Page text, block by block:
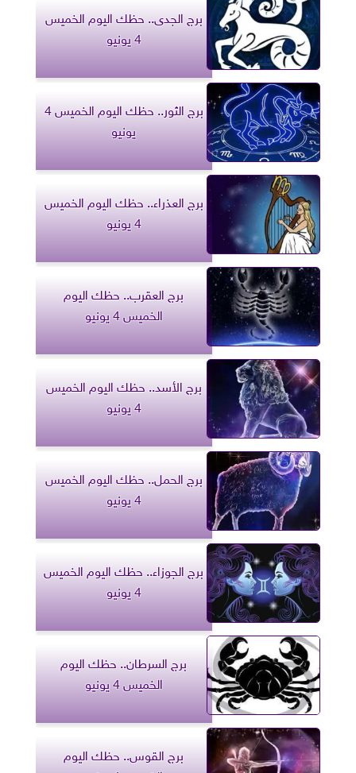
برج الجدى.. حظك اليوم الخميس
4 يونيو
برج الثور.. حظك اليوم الخميس 4
يونيو
برج العذراء.. حظك اليوم الخميس
4 يونيو
برج العقرب.. حظك اليوم
الخميس 4 يونيو
برج الأسد.. حظك اليوم الخميس
4 يونيو
برج الحمل.. حظك اليوم الخميس
4 يونيو
برج الجوزاء.. حظك اليوم الخميس
4 يونيو
برج السرطان.. حظك اليوم
الخميس 4 يونيو
برج القوس.. حظك اليوم